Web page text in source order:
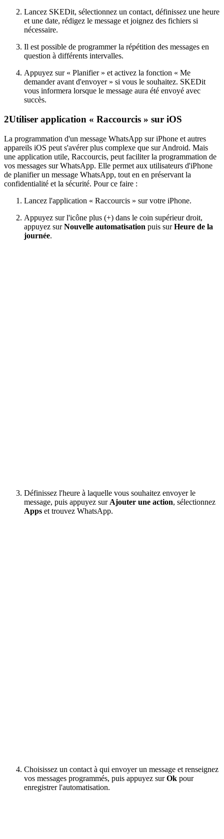
Lancez SKEDit, sélectionnez un contact, définissez une heure
et une date, rédigez le message et joignez des fichiers si
nécessaire.
Il est possible de programmer la répétition des messages en
question à différents intervalles.
Appuyez sur « Planifier » et activez la fonction « Me
demander avant d'envoyer » si vous le souhaitez. SKEDit
vous informera lorsque le message aura été envoyé avec
succès.
2Utiliser application « Raccourcis » sur iOS
La programmation d'un message WhatsApp sur iPhone et autres
appareils iOS peut s'avérer plus complexe que sur Android. Mais
une application utile, Raccourcis, peut faciliter la programmation de
vos messages sur WhatsApp. Elle permet aux utilisateurs d'iPhone
de planifier un message WhatsApp, tout en en préservant la
confidentialité et la sécurité. Pour ce faire :
Lancez l'application « Raccourcis » sur votre iPhone.
Appuyez sur l'icône plus (+) dans le coin supérieur droit,
appuyez surNouvelle automatisation puis surHeure de la
journée.
Définissez l'heure à laquelle vous souhaitez envoyer le
message, puis appuyez sur Ajouter une action, sélectionnez
Apps et trouvez WhatsApp.
Choisissez un contact à qui envoyer un message et renseignez
vos messages programmés, puis appuyez surOk pour
enregistrer l'automatisation.